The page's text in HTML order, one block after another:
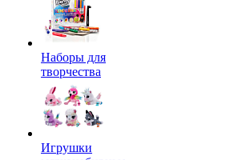
Наборы для
творчества
Игрушки